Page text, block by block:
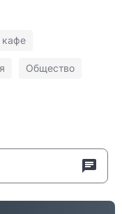
кафе
Общество